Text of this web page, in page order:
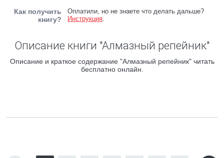
Как получить
книгу?
Оплатили, но не знаете что делать дальше?
Инструкция.
Описание книги "Алмазный репейник"
Описание и краткое содержание "Алмазный репейник" читать
бесплатно онлайн.